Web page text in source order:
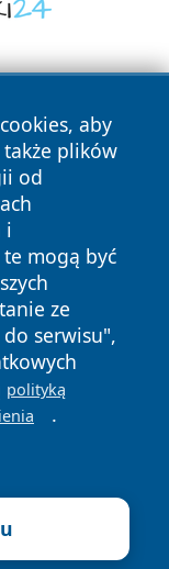
aby
także plików
od
i
te mogą być
ze
serwisu",
polityką
.
prawa
Polityka
Cookies